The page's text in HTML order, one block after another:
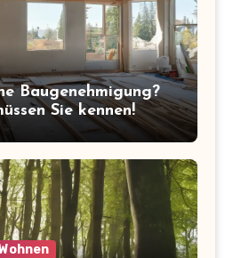
Baugenehmigung?
Sie kennen!